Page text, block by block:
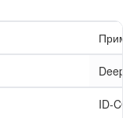
ID-